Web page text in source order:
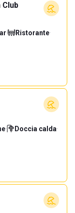
Club
· Ristorante·
· Doccia calda·